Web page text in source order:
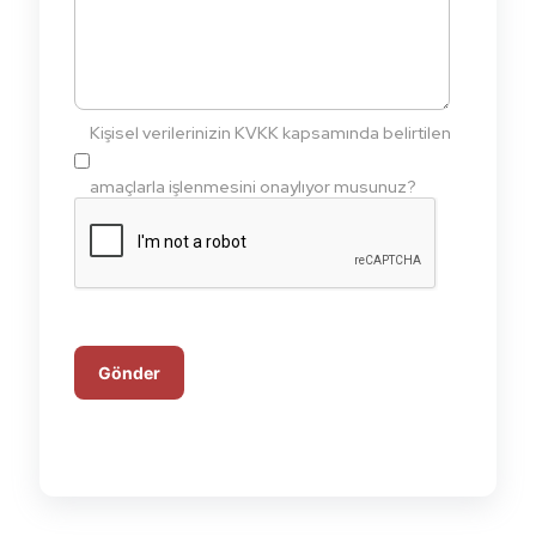
Kişisel verilerinizin KVKK kapsamında belirtilen
amaçlarla işlenmesini onaylıyor musunuz?
Gönder